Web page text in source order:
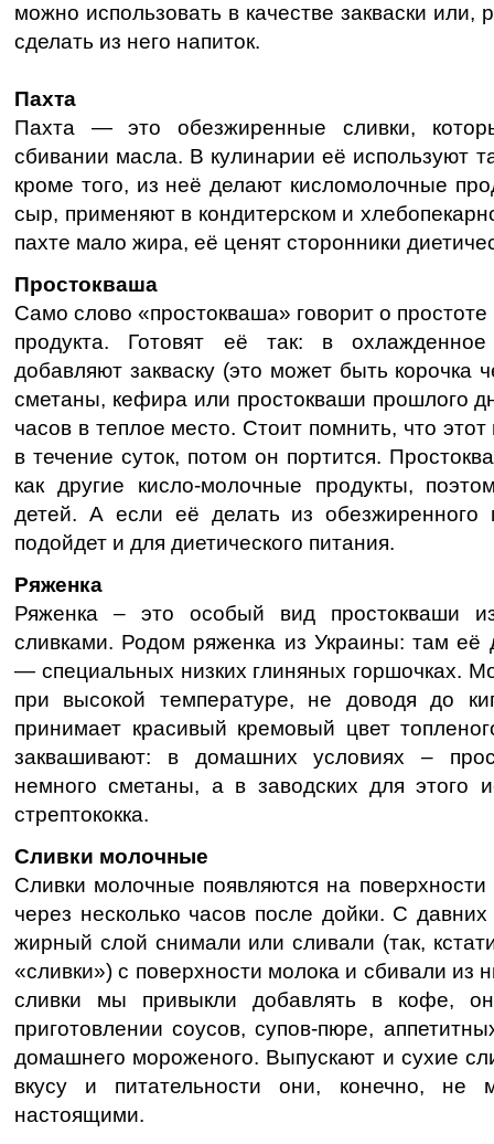
можно использовать в качестве закваски или,
сделать из него напиток.
Пахта
Пахта — это обезжиренные сливки,
сбивании масла. В кулинарии её используют
кроме того, из неё делают кисломолочные
сыр, применяют в кондитерском и
пахте мало жира, её ценят сторонники
Простокваша
Само слово «простокваша» говорит о простоте
продукта. Готовят её так: в
добавляют закваску (это может быть корочка
сметаны, кефира или простокваши прошлого
часов в теплое место. Стоит помнить, что
в течение суток, потом он портится.
как другие кисло-молочные продукты,
детей. А если её делать из обезжиренного
подойдет и для диетического питания.
Ряженка
Ряженка – это особый вид простокваши
сливками. Родом ряженка из Украины: там её
— специальных низких глиняных горшочках.
при высокой температуре, не доводя до
принимает красивый кремовый цвет
заквашивают: в домашних условиях –
немного сметаны, а в заводских для этого
стрептококка.
Сливки молочные
Сливки молочные появляются на
через несколько часов после дойки. С давних
жирный слой снимали или сливали (так,
«сливки») с поверхности молока и сбивали из
сливки мы привыкли добавлять в кофе,
приготовлении соусов, супов-пюре,
домашнего мороженого. Выпускают и сухие
вкусу и питательности они, конечно, не
настоящими.